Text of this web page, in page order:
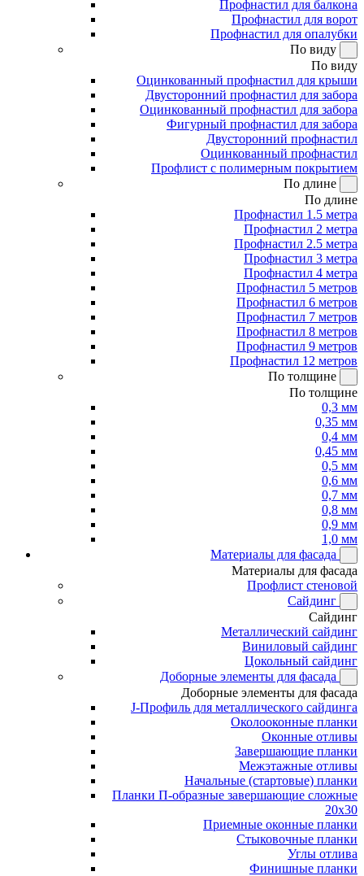
Профнастил для балкона
Профнастил для ворот
Профнастил для опалубки
По виду
По виду
Оцинкованный профнастил для крыши
Двусторонний профнастил для забора
Оцинкованный профнастил для забора
Фигурный профнастил для забора
Двусторонний профнастил
Оцинкованный профнастил
Профлист с полимерным покрытием
По длине
По длине
Профнастил 1.5 метра
Профнастил 2 метра
Профнастил 2.5 метра
Профнастил 3 метра
Профнастил 4 метра
Профнастил 5 метров
Профнастил 6 метров
Профнастил 7 метров
Профнастил 8 метров
Профнастил 9 метров
Профнастил 12 метров
По толщине
По толщине
0,3 мм
0,35 мм
0,4 мм
0,45 мм
0,5 мм
0,6 мм
0,7 мм
0,8 мм
0,9 мм
1,0 мм
Материалы для фасада
Материалы для фасада
Профлист стеновой
Сайдинг
Сайдинг
Металлический сайдинг
Виниловый сайдинг
Цокольный сайдинг
Доборные элементы для фасада
Доборные элементы для фасада
J-Профиль для металлического сайдинга
Околооконные планки
Оконные отливы
Завершающие планки
Межэтажные отливы
Начальные (стартовые) планки
Планки П-образные завершающие сложные
20x30
Приемные оконные планки
Стыковочные планки
Углы отлива
Финишные планки